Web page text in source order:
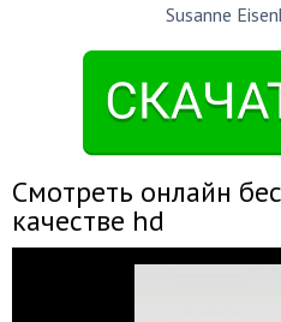
Susanne
Смотреть онлайн
качестве hd